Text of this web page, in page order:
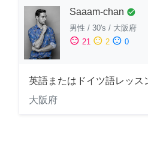
Saaam-chan check_circle
男性 / 30's / 大阪府
sentiment_satisfied 21 sentiment_neutral 2 sentiment_dissatisfied 0
英語またはドイツ語レッス
大阪府